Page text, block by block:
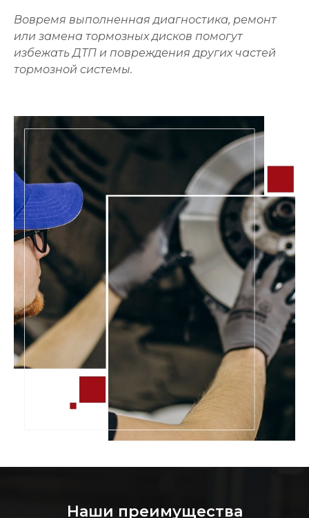
Вовремя выполненная диагностика, ремонт
или замена тормозных дисков помогут
избежать ДТП и повреждения других частей
тормозной системы.
Наши преимущества